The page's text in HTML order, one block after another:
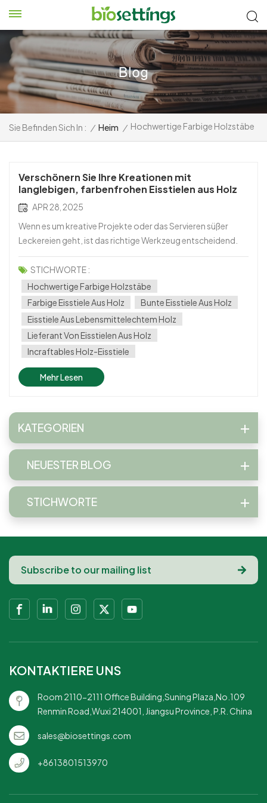
Sie Befinden Sich In : / Heim / Hochwertige Farbige Holzstäbe
Verschönern Sie Ihre Kreationen mit
langlebigen, farbenfrohen Eisstielen aus Holz
APR 28, 2025
Wenn es um kreative Projekte oder das Servieren süßer
Leckereien geht, ist das richtige Werkzeug entscheidend.
Die **Langlebige, flexible, lebensmittelechte, bunte
Eisstäbchen aus Holz** Verleihen Sie Bastelarbeiten,
Unterrichtsaktivitäten und Dessertpräsentationen eine
lebendige und umweltfreundlic...
STICHWORTE :
Hochwertige Farbige Holzstäbe
Farbige Eisstiele Aus Holz
Bunte Eisstiele Aus Holz
Eisstiele Aus Lebensmittelechtem Holz
Lieferant Von Eisstielen Aus Holz
Incraftables Holz-Eisstiele
Mehr Lesen
KATEGORIEN
NEUESTER BLOG
STICHWORTE
KONTAKTIERE UNS
Room 2110-2111 Office Building,Suning Plaza,No.109
Renmin Road,Wuxi 214001, Jiangsu Province, P.R. China
sales@biosettings.com
+8613801513970